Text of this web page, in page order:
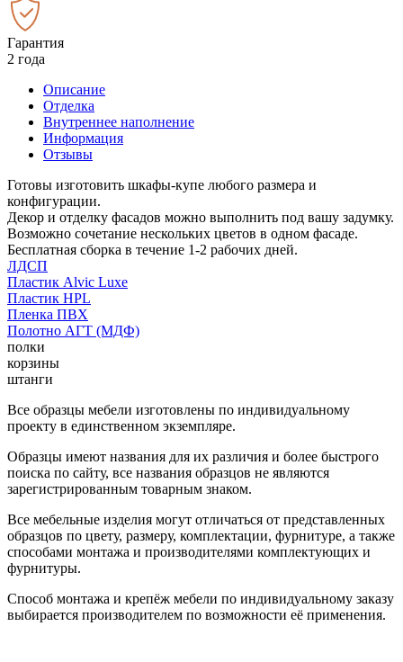
Гарантия
2 года
Описание
Отделка
Внутреннее наполнение
Информация
Отзывы
Готовы изготовить шкафы-купе любого размера и
конфигурации.
Декор и отделку фасадов можно выполнить под вашу задумку.
Возможно сочетание нескольких цветов в одном фасаде.
Бесплатная сборка в течение 1-2 рабочих дней.
ЛДСП
Пластик Alvic Luxe
Пластик HPL
Пленка ПВХ
Полотно АГТ (МДФ)
полки
корзины
штанги
Все образцы мебели изготовлены по индивидуальному
проекту в единственном экземпляре.
Образцы имеют названия для их различия и более быстрого
поиска по сайту, все названия образцов не являются
зарегистрированным товарным знаком.
Все мебельные изделия могут отличаться от представленных
образцов по цвету, размеру, комплектации, фурнитуре, а также
способами монтажа и производителями комплектующих и
фурнитуры.
Способ монтажа и крепёж мебели по индивидуальному заказу
выбирается производителем по возможности её применения.